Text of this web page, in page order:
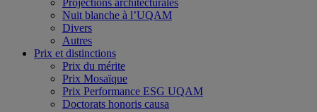
Projections architecturales
Nuit blanche à l’UQAM
Divers
Autres
Prix et distinctions
Prix du mérite
Prix Mosaïque
Prix Performance ESG UQAM
Doctorats honoris causa